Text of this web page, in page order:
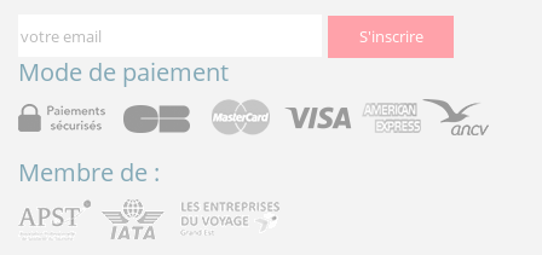
S'inscrire
Mode de paiement
Membre de :